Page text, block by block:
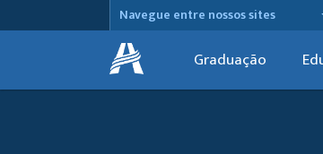
Navegue entre nossos sites
Graduação